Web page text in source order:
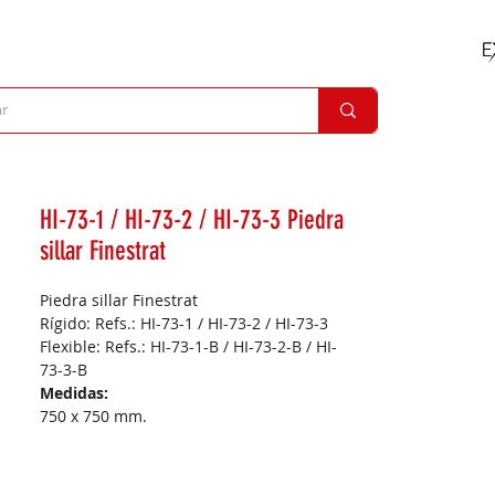
HI-73-1 / HI-73-2 / HI-73-3 Piedra
sillar Finestrat
Piedra sillar Finestrat
Rígido: Refs.: HI-73-1 / HI-73-2 / HI-73-3
Flexible: Refs.: HI-73-1-B / HI-73-2-B / HI-
73-3-B
Medidas:
750 x 750 mm.